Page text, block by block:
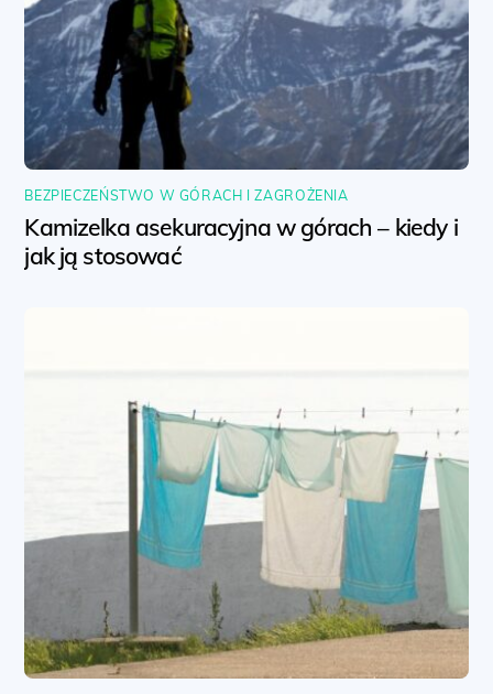
BEZPIECZEŃSTWO W GÓRACH I ZAGROŻENIA
Kamizelka asekuracyjna w górach – kiedy i
jak ją stosować